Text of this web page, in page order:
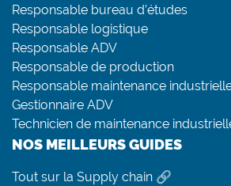
Responsable bureau d’études
Responsable logistique
Responsable ADV
Responsable de production
Responsable maintenance
Gestionnaire ADV
Technicien de maintenance
NOS MEILLEURS GUIDES
Tout sur la Supply chain 🔗